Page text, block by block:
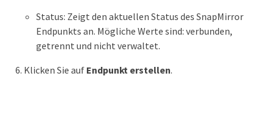
Status: Zeigt den aktuellen Status des SnapMirror
Endpunkts an. Mögliche Werte sind: verbunden,
getrennt und nicht verwaltet.
Klicken Sie auf Endpunkt erstellen.